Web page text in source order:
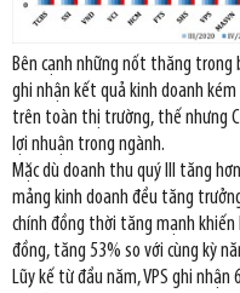
Bên cạnh những nốt thăng trong
ghi nhận kết quả kinh doanh
trên toàn thị trường, thế nhưng
lợi nhuận trong ngành.
Mặc dù doanh thu quý III tăng
mảng kinh doanh đều tăng
chính đồng thời tăng mạnh
đồng, tăng 53% so với cùng kỳ
Lũy kế từ đầu năm, VPS ghi